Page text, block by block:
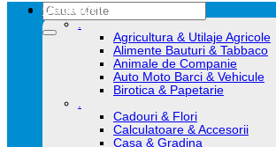
Caută
după:
Categorii
.
Agricultura & Utilaje Agricole
Alimente Bauturi & Tabbaco
Animale de Companie
Auto Moto Barci & Vehicule
Birotica & Papetarie
.
Cadouri & Flori
Calculatoare & Accesorii
Casa & Gradina